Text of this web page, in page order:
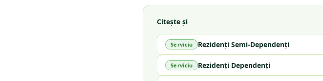
Citește și
Serviciu Rezidenți Semi-Dependenți
Serviciu Rezidenți Dependenți